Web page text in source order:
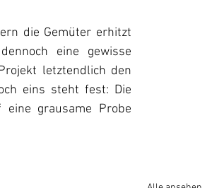
die Gemüter erhitzt
eine gewisse
letztendlich den
eins steht fest: Die
grausame Probe